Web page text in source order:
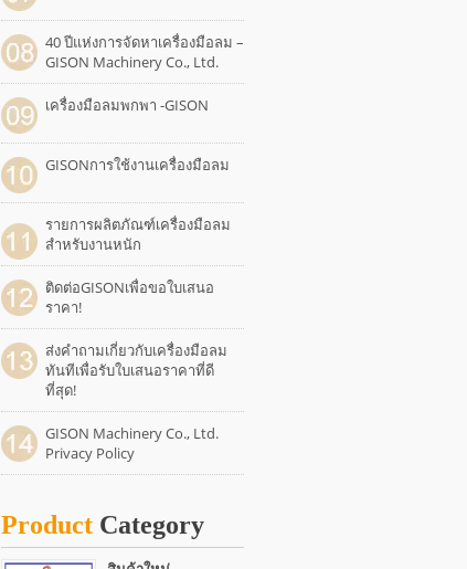
40 ปีแห่งการจัดหาเครื่องมือลม –
GISON Machinery Co., Ltd.
เครื่องมือลมพกพา -GISON
GISONการใช้งานเครื่องมือลม
รายการผลิตภัณฑ์เครื่องมือลม
สำหรับงานหนัก
ติดต่อGISONเพื่อขอใบเสนอ
ราคา!
ส่งคำถามเกี่ยวกับเครื่องมือลม
ทันทีเพื่อรับใบเสนอราคาที่ดี
ที่สุด!
GISON Machinery Co., Ltd.
Privacy Policy
Product Category